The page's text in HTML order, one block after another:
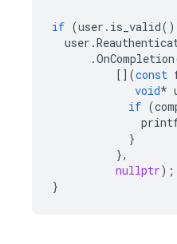
if (user . is_valid
user .
.OnCompletion
[](const
void*
if (
}
},
nullptr);
}